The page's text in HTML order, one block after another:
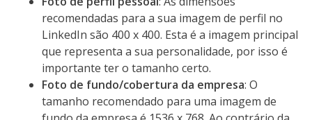
recomendadas para a sua imagem de perfil no
LinkedIn são 400 x 400. Esta é a imagem principal
que representa a sua personalidade, por isso é
importante ter o tamanho certo.
Foto de fundo/cobertura da empresa: O
tamanho recomendado para uma imagem de